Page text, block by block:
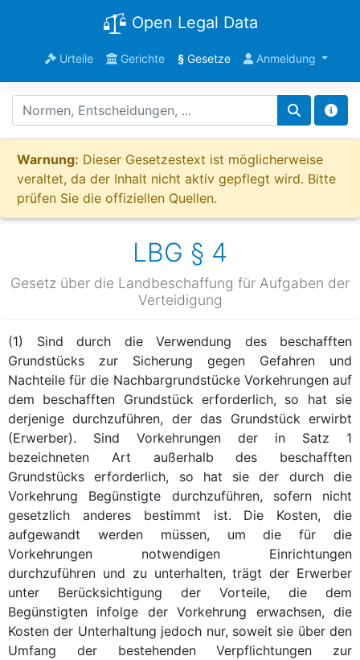
Open Legal Data
Urteile Gerichte §Gesetze Anmeldung
Warnung: Dieser Gesetzestext ist möglicherweise
veraltet, da der Inhalt nicht aktiv gepflegt wird. Bitte
prüfen Sie die offiziellen Quellen.
LBG § 4
Gesetz über die Landbeschaffung für Aufgaben der
Verteidigung
(1) Sind durch die Verwendung des beschafften
Grundstücks zur Sicherung gegen Gefahren und
Nachteile für die Nachbargrundstücke Vorkehrungen auf
dem beschafften Grundstück erforderlich, so hat sie
derjenige durchzuführen, der das Grundstück erwirbt
(Erwerber). Sind Vorkehrungen der in Satz 1
bezeichneten Art außerhalb des beschafften
Grundstücks erforderlich, so hat sie der durch die
Vorkehrung Begünstigte durchzuführen, sofern nicht
gesetzlich anderes bestimmt ist. Die Kosten, die
aufgewandt werden müssen, um die für die
Vorkehrungen notwendigen Einrichtungen
durchzuführen und zu unterhalten, trägt der Erwerber
unter Berücksichtigung der Vorteile, die dem
Begünstigten infolge der Vorkehrung erwachsen, die
Kosten der Unterhaltung jedoch nur, soweit sie über den
Umfang der bestehenden Verpflichtungen zur